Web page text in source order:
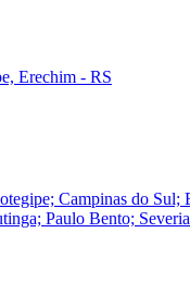
Erechim - RS
Campinas do Sul;
Paulo Bento;